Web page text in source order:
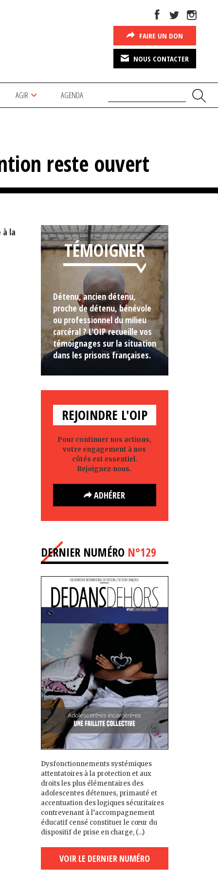
FAIRE UN DON
NOUS CONTACTER
AGIR AGENDA
reste ouvert
à la
TÉMOIGNER
Détenu, ancien détenu,
proche de détenu, bénévole
ou professionnel du milieu
carcéral ? L'OIP recueille vos
témoignages sur la situation
dans les prisons françaises.
REJOINDRE L'OIP
Pour continuer nos actions,
votre engagement à nos
côtés est essentiel.
Rejoignez-nous.
ADHÉRER
DERNIER NUMÉRO N°129
Dysfonctionnements systémiques
attentatoires à la protection et aux
droits les plus élémentaires des
adolescent·es détenu·es, primauté et
accentuation des logiques sécuritaires
contrevenant à l’accompagnement
éducatif censé constituer le cœur du
dispositif de prise en charge, (...)
VOIR LE DERNIER NUMÉRO